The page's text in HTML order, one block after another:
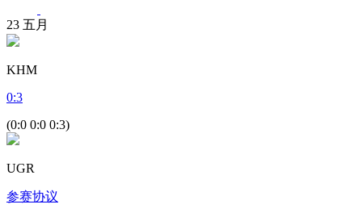
23 五月
KHM
0:3
(0:0 0:0 0:3)
UGR
参赛协议